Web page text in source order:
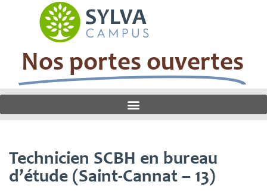
Nos portes ouvertes
Technicien SCBH en bureau
d’étude (Saint-Cannat – 13)